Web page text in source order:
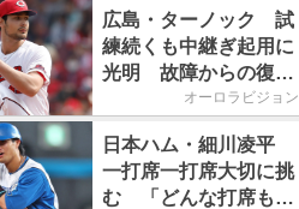
催
広島・ターノック 試
練続くも中継ぎ起用に
光明 故障からの復帰
期す／助っ人前半戦通
オーロラビジョン
日本ハム・細川凌平
一打席一打席大切に挑
む 「どんな打席も何